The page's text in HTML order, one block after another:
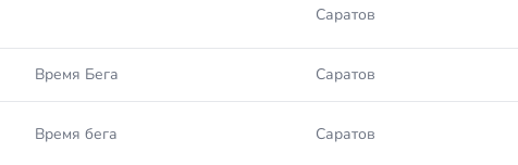
Саратов
Время Бега Саратов
Время бега Саратов